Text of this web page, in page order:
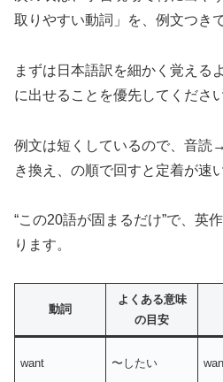
取りやすい動詞」を、例文つき
まずは日本語訳を細かく覚える
に出せることを優先してください
例文は短くしているので、音
き換え、の順で回すと定着が速
“この20語が固まるだけ”で、英
ります。
動詞
よくある意味
の目安
want 〜したい